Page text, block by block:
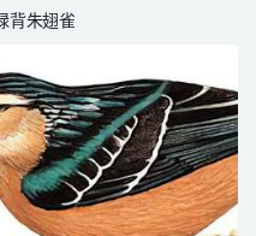
背朱翅雀